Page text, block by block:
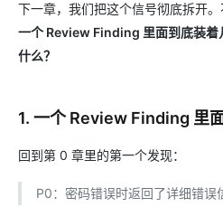
下一章，我们把这个信号彻底拆开
一个 Review Finding 里面到底装着
什么？
1. 一个 Review Finding 里
回到第 0 章里的第一个发现：
P0：密码错误时返回了详细错误